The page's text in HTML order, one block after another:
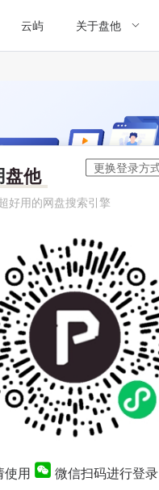
云屿 关于盘他
盘他
好用的网盘搜索引擎
使用 微信扫码进行登录